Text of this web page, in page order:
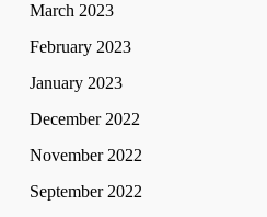
March 2023
February 2023
January 2023
December 2022
November 2022
September 2022